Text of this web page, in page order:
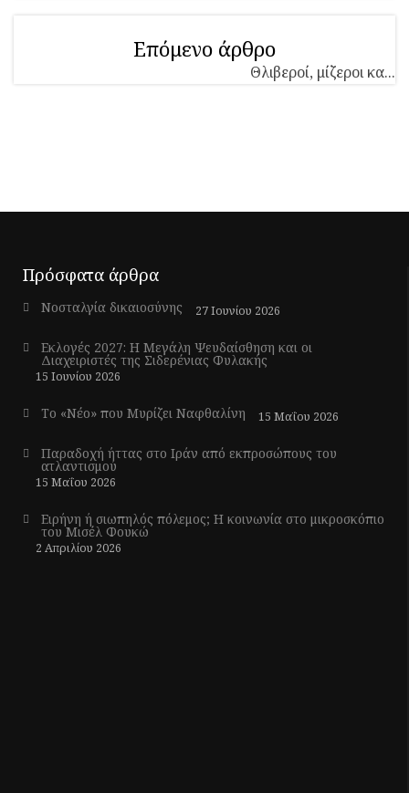
Επόμενο άρθρο
Θλιβεροί, μίζεροι κα...
Πρόσφατα άρθρα
Νοσταλγία δικαιοσύνης 27 Ιουνίου 2026
Εκλογές 2027: Η Μεγάλη Ψευδαίσθηση και οι
Διαχειριστές της Σιδερένιας Φυλακής
15 Ιουνίου 2026
Το «Νέο» που Μυρίζει Ναφθαλίνη 15 Μαΐου 2026
Παραδοχή ήττας στο Ιράν από εκπροσώπους του
ατλαντισμού
15 Μαΐου 2026
Ειρήνη ή σιωπηλός πόλεμος; Η κοινωνία στο μικροσκόπιο
του Μισέλ Φουκώ
2 Απριλίου 2026